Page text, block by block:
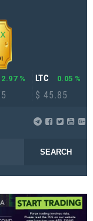
2.97 %
LTC
$ 45.85
0.05 %
SEARCH